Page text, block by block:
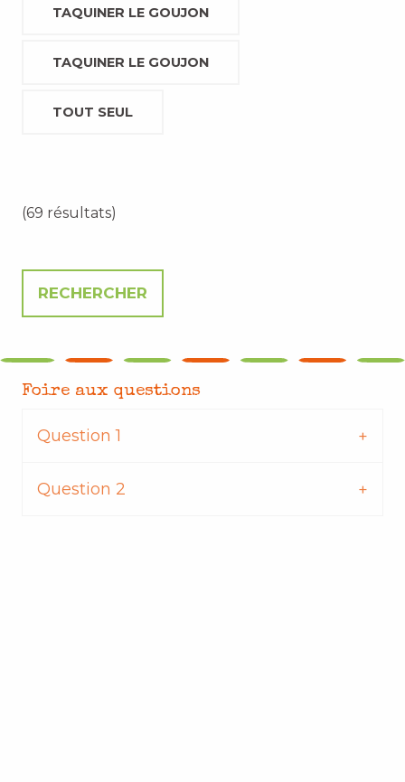
TAQUINER LE GOUJON
TAQUINER LE GOUJON
TOUT SEUL
(69 résultats)
Foire aux questions
Question 1
Question 2